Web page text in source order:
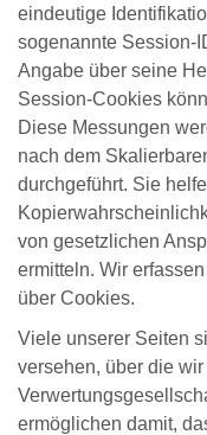
eindeutige
sogenannte Session-
Angabe über seine
Session-Cookies
Diese Messungen
nach dem
durchgeführt. Sie
von gesetzlichen
ermitteln. Wir
über Cookies.
Viele unserer Seiten
versehen, über die
ermöglichen damit,